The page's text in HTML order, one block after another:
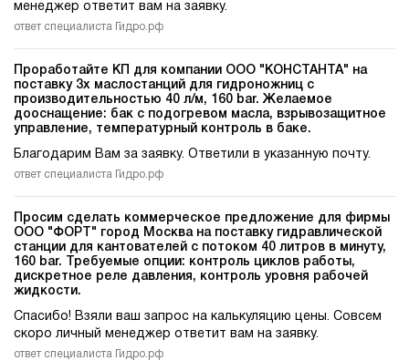
менеджер ответит вам на заявку.
ответ специалиста Гидро.рф
Проработайте КП для компании ООО "КОНСТАНТА" на
поставку 3х маслостанций для гидроножниц c
производительностью 40 л/м, 160 bar. Желаемое
дооснащение: бак с подогревом масла, взрывозащитное
управление, температурный контроль в баке.
Благодарим Вам за заявку. Ответили в указанную почту.
ответ специалиста Гидро.рф
Просим сделать коммерческое предложение для фирмы
ООО "ФОРТ" город Москва на поставку гидравлической
станции для кантователей c потоком 40 литров в минуту,
160 bar. Требуемые опции: контроль циклов работы,
дискретное реле давления, контроль уровня рабочей
жидкости.
Спасибо! Взяли ваш запрос на калькуляцию цены. Совсем
скоро личный менеджер ответит вам на заявку.
ответ специалиста Гидро.рф